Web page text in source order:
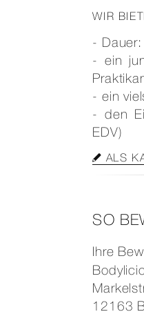
WIR
-
- ein
- ein
- den
EDV)
ALS
SO
Ihre
12163